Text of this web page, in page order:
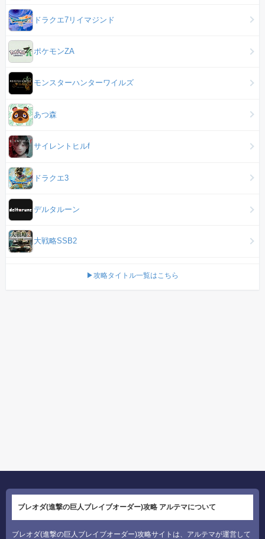
ドラクエ7リイマジンド
ポケモンZA
モンスターハンターワイルズ
あつ森
サイレントヒルf
ドラクエ3
デルタルーン
大戦略SSB2
▶攻略タイトル一覧はこちら
ブレオダ(進撃の巨人ブレイブオーダー)攻略 アルテマについて
ブレオダ(進撃の巨人ブレイブオーダー)攻略サイトは、アルテマが運営して